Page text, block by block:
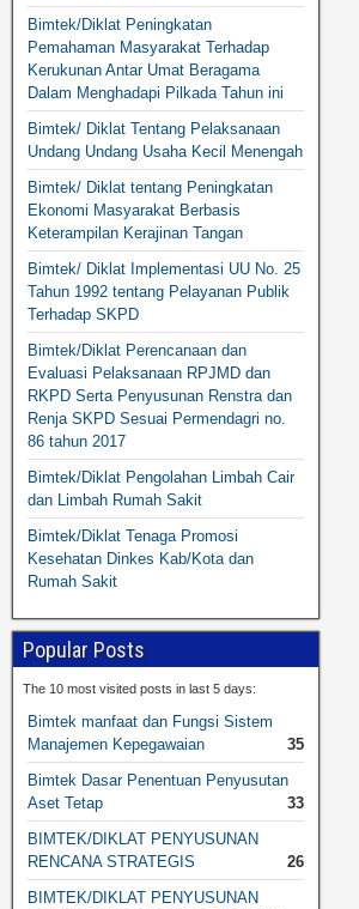
Bimtek/Diklat Peningkatan
Pemahaman Masyarakat Terhadap
Kerukunan Antar Umat Beragama
Dalam Menghadapi Pilkada Tahun ini
Bimtek/ Diklat Tentang Pelaksanaan
Undang Undang Usaha Kecil Menengah
Bimtek/ Diklat tentang Peningkatan
Ekonomi Masyarakat Berbasis
Keterampilan Kerajinan Tangan
Bimtek/ Diklat Implementasi UU No. 25
Tahun 1992 tentang Pelayanan Publik
Terhadap SKPD
Bimtek/Diklat Perencanaan dan
Evaluasi Pelaksanaan RPJMD dan
RKPD Serta Penyusunan Renstra dan
Renja SKPD Sesuai Permendagri no.
86 tahun 2017
Bimtek/Diklat Pengolahan Limbah Cair
dan Limbah Rumah Sakit
Bimtek/Diklat Tenaga Promosi
Kesehatan Dinkes Kab/Kota dan
Rumah Sakit
Popular Posts
The 10 most visited posts in last 5 days:
Bimtek manfaat dan Fungsi Sistem
Manajemen Kepegawaian
35
Bimtek Dasar Penentuan Penyusutan
Aset Tetap
33
BIMTEK/DIKLAT PENYUSUNAN
RENCANA STRATEGIS
26
BIMTEK/DIKLAT PENYUSUNAN